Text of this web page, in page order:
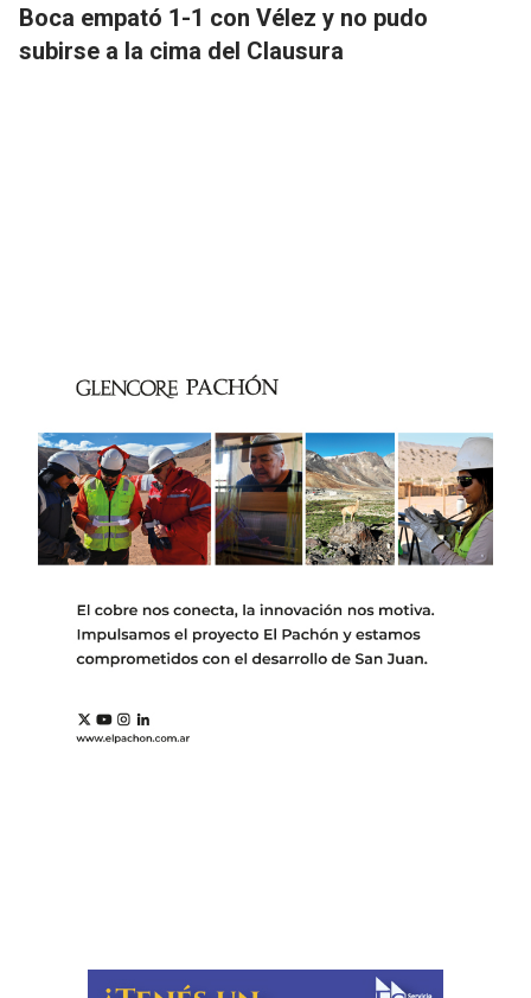
Boca empató 1-1 con Vélez y no pudo
subirse a la cima del Clausura